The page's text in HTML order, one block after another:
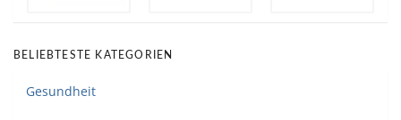
BELIEBTESTE KATEGORIEN
Gesundheit